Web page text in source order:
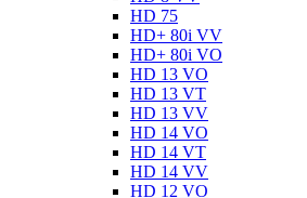
HD 75
HD+ 80i VV
HD+ 80i VO
HD 13 VO
HD 13 VT
HD 13 VV
HD 14 VO
HD 14 VT
HD 14 VV
HD 12 VO